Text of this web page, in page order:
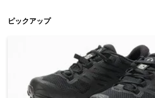
ピックアップ